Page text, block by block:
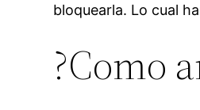
bloquearla. Lo cual
?Como